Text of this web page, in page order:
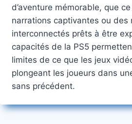
d’aventure mémorable, que
narrations captivantes ou des
interconnectés prêts à être
capacités de la PS5
limites de ce que les jeux
plongeant les joueurs dans
sans précédent.